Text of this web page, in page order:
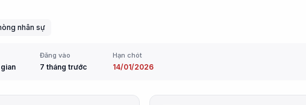
nhân sự
Đăng vào
7 tháng trước
Hạn chót
14/01/2026